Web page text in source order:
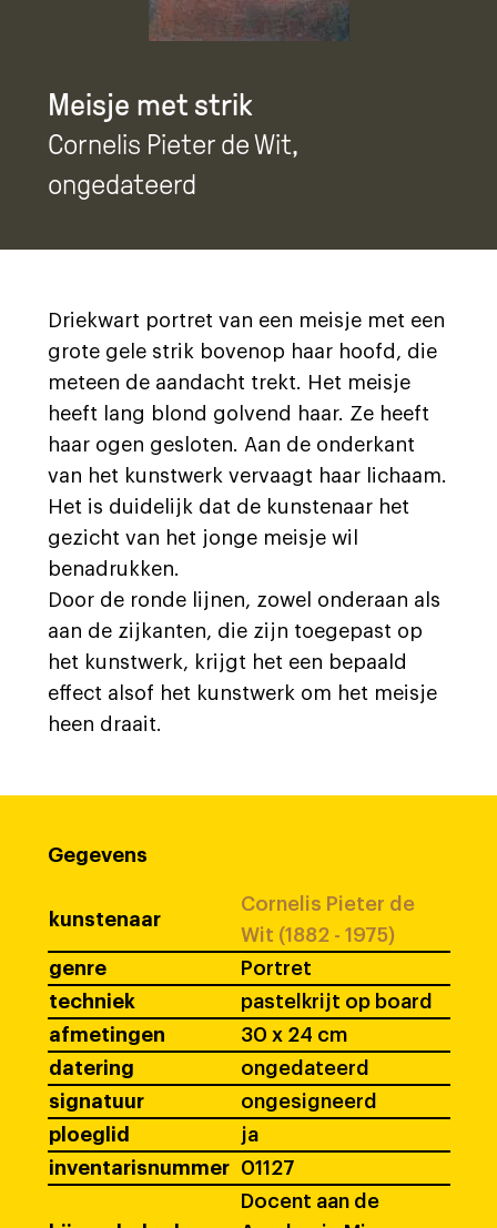
Meisje met strik
Cornelis Pieter de Wit,
ongedateerd
Driekwart portret van een meisje met een
grote gele strik bovenop haar hoofd, die
meteen de aandacht trekt. Het meisje
heeft lang blond golvend haar. Ze heeft
haar ogen gesloten. Aan de onderkant
van het kunstwerk vervaagt haar lichaam.
Het is duidelijk dat de kunstenaar het
gezicht van het jonge meisje wil
benadrukken.
Door de ronde lijnen, zowel onderaan als
aan de zijkanten, die zijn toegepast op
het kunstwerk, krijgt het een bepaald
effect alsof het kunstwerk om het meisje
heen draait.
Gegevens
kunstenaar
Cornelis Pieter de
Wit (1882 - 1975)
genre
Portret
techniek
pastelkrijt op board
afmetingen
30 x 24 cm
datering
ongedateerd
signatuur
ongesigneerd
ploeglid
ja
inventarisnummer
01127
Docent aan de